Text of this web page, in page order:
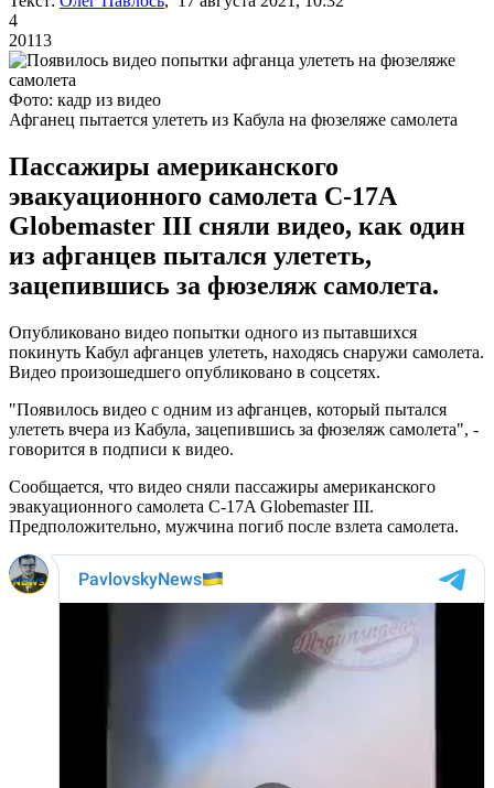
4
20113
Фото: кадр из видео
Афганец пытается улететь из Кабула на фюзеляже самолета
Пассажиры американского
эвакуационного самолета C-17A
Globemaster III сняли видео, как один
из афганцев пытался улететь,
зацепившись за фюзеляж самолета.
Опубликовано видео попытки одного из пытавшихся
покинуть Кабул афганцев улететь, находясь снаружи самолета.
Видео произошедшего опубликовано в соцсетях.
"Появилось видео с одним из афганцев, который пытался
улететь вчера из Кабула, зацепившись за фюзеляж самолета", -
говорится в подписи к видео.
Сообщается, что видео сняли пассажиры американского
эвакуационного самолета C-17A Globemaster III.
Предположительно, мужчина погиб после взлета самолета.